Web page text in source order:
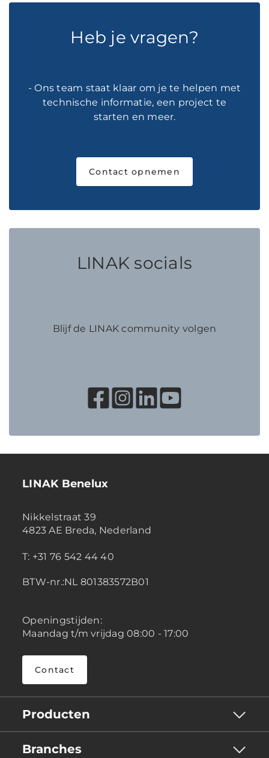
Heb je vragen?
- Ons team staat klaar om je te helpen met
technische informatie, een project te
starten en meer.
Contact opnemen
LINAK socials
Blijf de LINAK community volgen
LINAK Benelux
Nikkelstraat 39
4823 AE Breda, Nederland
T: +31 76 542 44 40
BTW-nr.:NL 801383572B01
Openingstijden:
Maandag t/m vrijdag 08:00 - 17:00
Contact
Producten
Branches